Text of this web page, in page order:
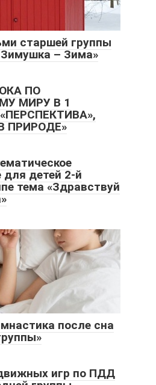
старшей группы
– Зима»
ПО
МИРУ В 1
ПРИРОДЕ»
для детей 2-й
тема «Здравствуй
после сна
игр по ПДД